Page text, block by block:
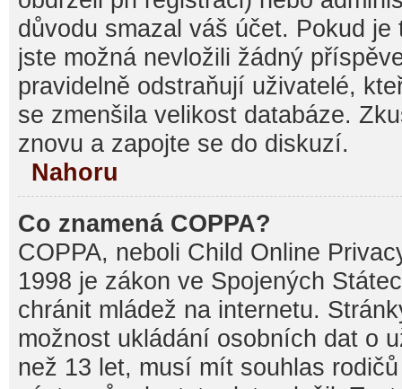
důvodu smazal váš účet. Pokud
jste možná nevložili žádný
pravidelně odstraňují uživatelé,
se zmenšila velikost databáze.
znovu a zapojte se do diskuzí.
Nahoru
Co znamená COPPA?
COPPA, neboli Child Online
1998 je zákon ve Spojených
chránit mládež na internetu.
možnost ukládání osobních dat o
než 13 let, musí mít souhlas